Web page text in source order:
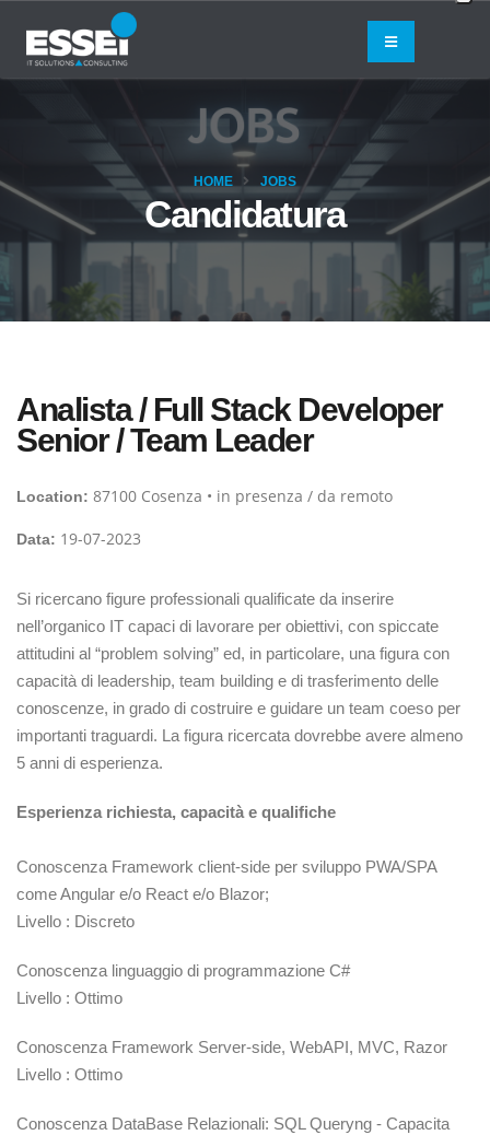
Candidatura
HOME JOBS
Analista / Full Stack Developer
Senior / Team Leader
Location: 87100 Cosenza • in presenza / da remoto
Data: 19-07-2023
Si ricercano figure professionali qualificate da inserire
nell’organico IT capaci di lavorare per obiettivi, con spiccate
attitudini al “problem solving” ed, in particolare, una figura con
capacità di leadership, team building e di trasferimento delle
conoscenze, in grado di costruire e guidare un team coeso per
importanti traguardi. La figura ricercata dovrebbe avere almeno
5 anni di esperienza.
Esperienza richiesta, capacità e qualifiche
Conoscenza Framework client-side per sviluppo PWA/SPA
come Angular e/o React e/o Blazor;
Livello : Discreto
Conoscenza linguaggio di programmazione C#
Livello : Ottimo
Conoscenza Framework Server-side, WebAPI, MVC, Razor
Livello : Ottimo
Conoscenza DataBase Relazionali: SQL Queryng - Capacita